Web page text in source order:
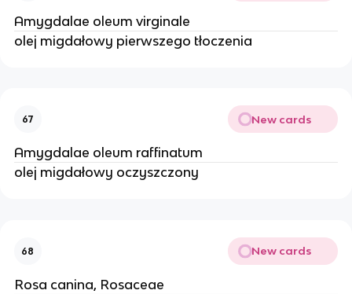
Amygdalae oleum virginale
olej migdałowy pierwszego tłoczenia
67 New cards
Amygdalae oleum raffinatum
olej migdałowy oczyszczony
68 New cards
Rosa canina, Rosaceae